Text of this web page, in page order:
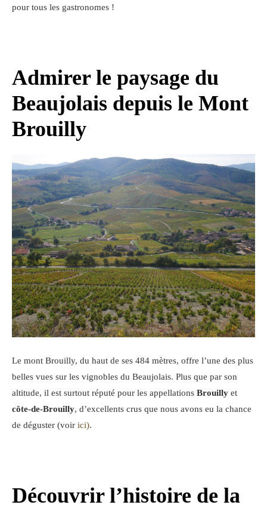
pour tous les gastronomes !
Admirer le paysage du
Beaujolais depuis le Mont
Brouilly
Le mont Brouilly, du haut de ses 484 mètres, offre l’une des plus
belles vues sur les vignobles du Beaujolais. Plus que par son
altitude, il est surtout réputé pour les appellations Brouilly et
côte-de-Brouilly, d’excellents crus que nous avons eu la chance
de déguster (voir ici).
Découvrir l’histoire de la